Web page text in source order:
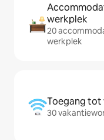
werkplek
20
werkplek
Toegang tot
30